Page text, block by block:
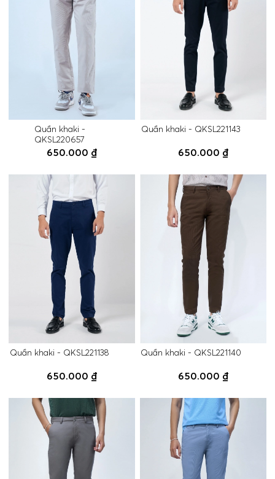
Quần khaki -
QKSL220657
650.000 ₫
Quần khaki - QKSL221143
650.000 ₫
Quần khaki - QKSL221138
650.000 ₫
Quần khaki - QKSL221140
650.000 ₫